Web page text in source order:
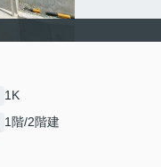
1K
1階/2階建